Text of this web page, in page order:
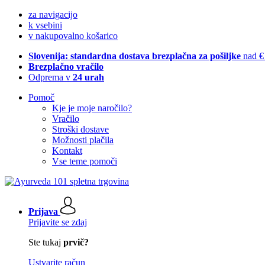
za navigacijo
k vsebini
v nakupovalno košarico
Slovenija: standardna dostava brezplačna za pošiljke nad
Brezplačno vračilo
Odprema v 24 urah
Pomoč
Kje je moje naročilo?
Vračilo
Stroški dostave
Možnosti plačila
Kontakt
Vse teme pomoči
Prijava
Prijavite se zdaj
Ste tukaj prvič?
Ustvarite račun